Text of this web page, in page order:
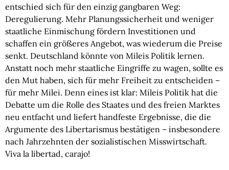
entschied sich für den einzig gangbaren Weg:
Deregulierung. Mehr Planungssicherheit und weniger
staatliche Einmischung fördern Investitionen und
schaffen ein größeres Angebot, was wiederum die Preise
senkt. Deutschland könnte von Mileis Politik lernen.
Anstatt noch mehr staatliche Eingriffe zu wagen, sollte es
den Mut haben, sich für mehr Freiheit zu entscheiden –
für mehr Milei. Denn eines ist klar: Mileis Politik hat die
Debatte um die Rolle des Staates und des freien Marktes
neu entfacht und liefert handfeste Ergebnisse, die die
Argumente des Libertarismus bestätigen – insbesondere
nach Jahrzehnten der sozialistischen Misswirtschaft.
Viva la libertad, carajo!